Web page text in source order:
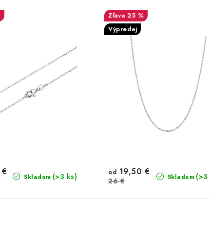
Skladom (>3 ks)
25 %
Výpredaj
Skladom (>3
od 19,50 €
26 €